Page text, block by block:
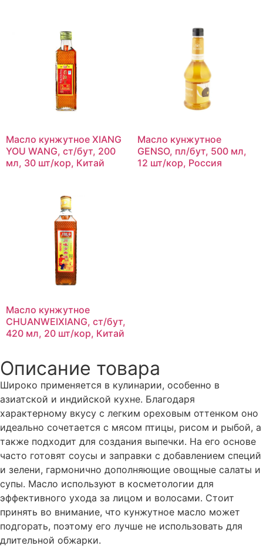
Масло кунжутное XIANG
YOU WANG, ст/бут, 200
мл, 30 шт/кор, Китай
Масло кунжутное
GENSO, пл/бут, 500 мл,
12 шт/кор, Россия
Масло кунжутное
CHUANWEIXIANG, ст/бут,
420 мл, 20 шт/кор, Китай
Описание товара
Широко применяется в кулинарии, особенно в
азиатской и индийской кухне. Благодаря
характерному вкусу с легким ореховым оттенком оно
идеально сочетается с мясом птицы, рисом и рыбой, а
также подходит для создания выпечки. На его основе
часто готовят соусы и заправки с добавлением специй
и зелени, гармонично дополняющие овощные салаты и
супы. Масло используют в косметологии для
эффективного ухода за лицом и волосами. Стоит
принять во внимание, что кунжутное масло может
подгорать, поэтому его лучше не использовать для
длительной обжарки.